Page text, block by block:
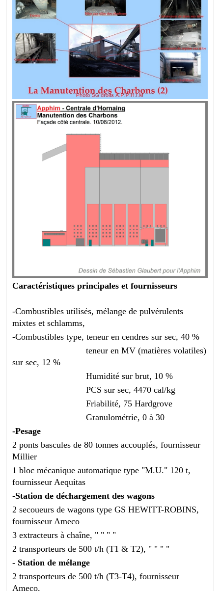
Caractéristiques principales et fournisseurs
-Combustibles utilisés, mélange de pulvérulents
mixtes et schlamms,
-Combustibles type, teneur en cendres sur sec, 40 %
teneur en MV (matières volatiles)
sur sec, 12 %
Humidité sur brut, 10 %
PCS sur sec, 4470 cal/kg
Friabilité, 75 Hardgrove
Granulométrie, 0 à 30
-Pesage
2 ponts bascules de 80 tonnes accouplés, fournisseur
Millier
1 bloc mécanique automatique type "M.U." 120 t,
fournisseur Aequitas
-Station de déchargement des wagons
2 secoueurs de wagons type GS HEWITT-ROBINS,
fournisseur Ameco
3 extracteurs à chaîne, " " " "
2 transporteurs de 500 t/h (T1 & T2), " " " "
- Station de mélange
2 transporteurs de 500 t/h (T3-T4), fournisseur
Ameco,